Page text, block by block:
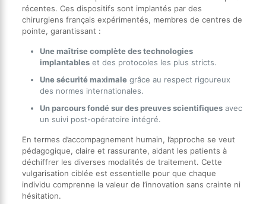
récentes. Ces dispositifs sont implantés par des
chirurgiens français expérimentés, membres de centres de
pointe, garantissant :
Une maîtrise complète des technologies
implantableset des protocoles les plus stricts.
Une sécurité maximalegrâce au respect rigoureux
des normes internationales.
Un parcours fondé sur des preuves scientifiquesavec
un suivi post-opératoire intégré.
En termes d’accompagnement humain, l’approche se veut
pédagogique, claire et rassurante, aidant les patients à
déchiffrer les diverses modalités de traitement. Cette
vulgarisation ciblée est essentielle pour que chaque
individu comprenne la valeur de l’innovation sans crainte ni
hésitation.